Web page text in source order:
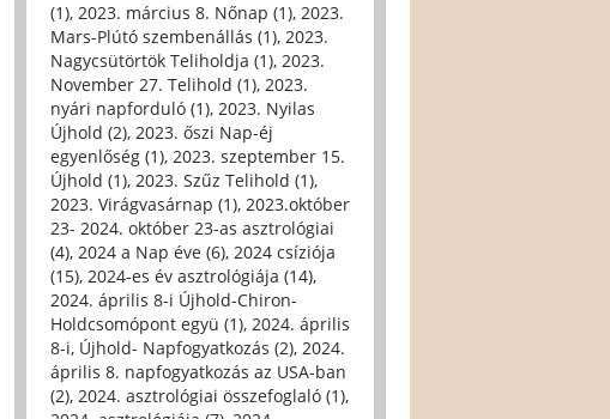
(1), 2023. március 8. Nőnap (1), 2023.
Mars-Plútó szembenállás (1), 2023.
Nagycsütörtök Teliholdja (1), 2023.
November 27. Telihold (1), 2023.
nyári napforduló (1), 2023. Nyilas
Újhold (2), 2023. őszi Nap-éj
egyenlőség (1), 2023. szeptember 15.
Újhold (1), 2023. Szűz Telihold (1),
2023. Virágvasárnap (1), 2023.október
23- 2024. október 23-as asztrológiai
(4), 2024 a Nap éve (6), 2024 csíziója
(15), 2024-es év asztrológiája (14),
2024. április 8-i Újhold-Chiron-
Holdcsomópont együ (1), 2024. április
8-i, Újhold- Napfogyatkozás (2), 2024.
április 8. napfogyatkozás az USA-ban
(2), 2024. asztrológiai összefoglaló (1),